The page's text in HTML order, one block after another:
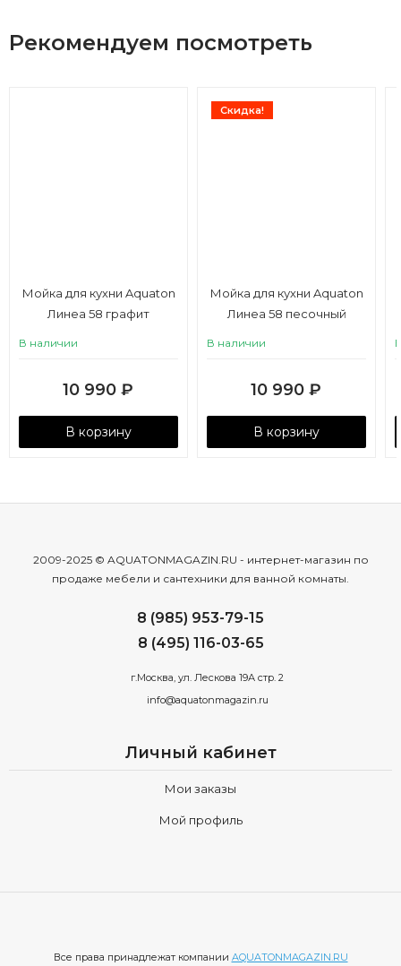
Рекомендуем посмотреть
Мойка для кухни Aquaton
Линеа 58 графит
В наличии
10 990 ₽
В корзину
Скидка!
Мойка для кухни Aquaton
Линеа 58 песочный
В наличии
10 990 ₽
В корзину
2009-2025 © AQUATONMAGAZIN.RU - интернет-магазин по
продаже мебели и сантехники для ванной комнаты.
8 (985) 953-79-15
8 (495) 116-03-65
г.Москва, ул. Лескова 19А стр. 2
info@aquatonmagazin.ru
Личный кабинет
Мои заказы
Мой профиль
Все права принадлежат компании AQUATONMAGAZIN.RU